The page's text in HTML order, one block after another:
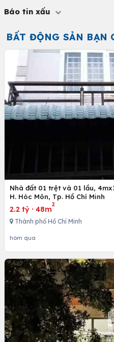
Báo tin xấu
BẤT ĐỘNG SẢN BẠN
Nhà đất 01 trệt và 01 lầu, 4mx12m ở đường Nguyễn Thị Sáu,
H. Hóc Môn, Tp. Hồ Chí Minh
2.2 tỷ · 48m
2
Thành phố Hồ Chí Minh
hôm qua